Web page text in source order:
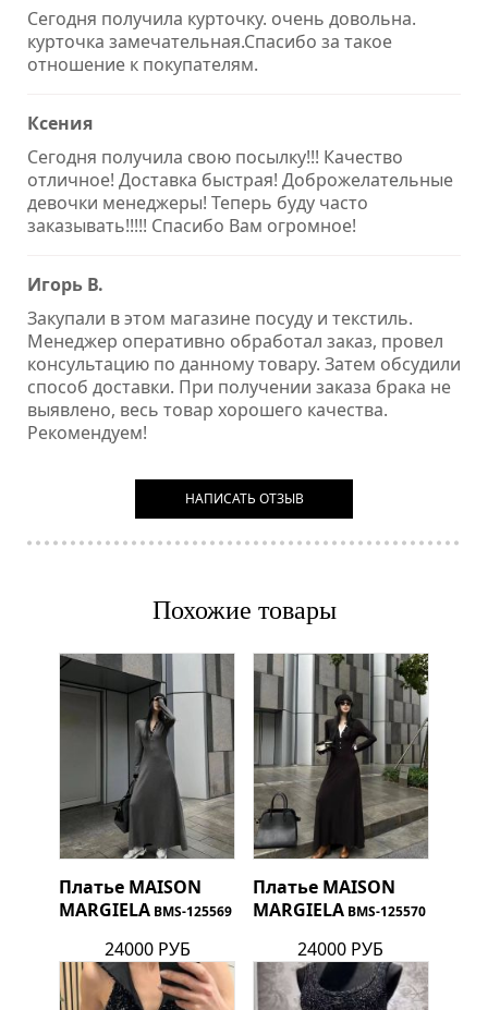
Сегодня получила курточку. очень довольна.
курточка замечательная.Спасибо за такое
отношение к покупателям.
Ксения
Сегодня получила свою посылку!!! Качество
отличное! Доставка быстрая! Доброжелательные
девочки менеджеры! Теперь буду часто
заказывать!!!!! Спасибо Вам огромное!
Игорь В.
Закупали в этом магазине посуду и текстиль.
Менеджер оперативно обработал заказ, провел
консультацию по данному товару. Затем обсудили
способ доставки. При получении заказа брака не
выявлено, весь товар хорошего качества.
Рекомендуем!
НАПИСАТЬ ОТЗЫВ
Похожие товары
Платье MAISON
MARGIELA BMS-125569
24000 РУБ
Платье MAISON
MARGIELA BMS-125570
24000 РУБ